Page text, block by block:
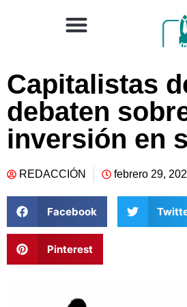
Capitalistas
debaten
inversión en
REDACCIÓN febrero 29,
Facebook
Pinterest